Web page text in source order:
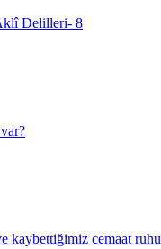
Delilleri- 8
kaybettiğimiz cemaat ruhu